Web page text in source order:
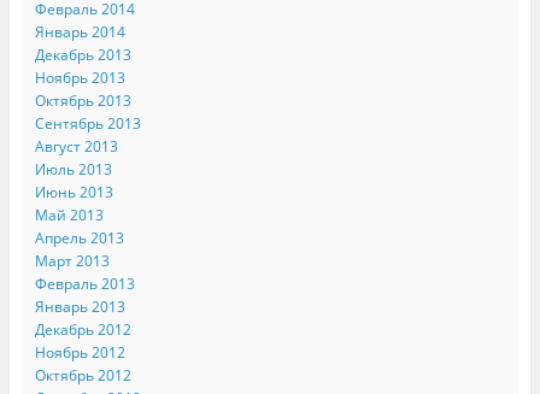
Февраль 2014
Январь 2014
Декабрь 2013
Ноябрь 2013
Октябрь 2013
Сентябрь 2013
Август 2013
Июль 2013
Июнь 2013
Май 2013
Апрель 2013
Март 2013
Февраль 2013
Январь 2013
Декабрь 2012
Ноябрь 2012
Октябрь 2012